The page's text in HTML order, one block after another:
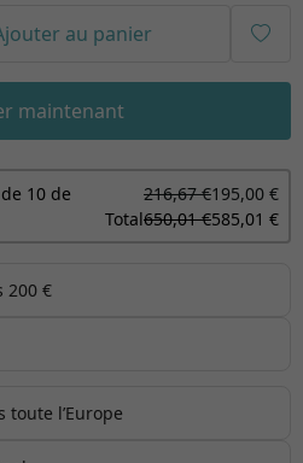
au panier
maintenant
10 de
216,67 €195,00 €
Total650,01 €585,01 €